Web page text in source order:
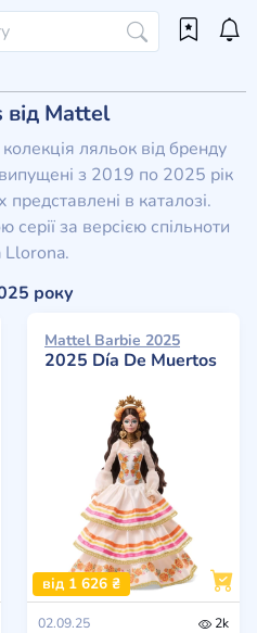
від Mattel
ляльок від бренду
з 2019 по 2025 рік
в каталозі.
за версією спільноти
року
Mattel Barbie 2025
2025 Día De Muertos
від 1 626 ₴
02.09.25
2k